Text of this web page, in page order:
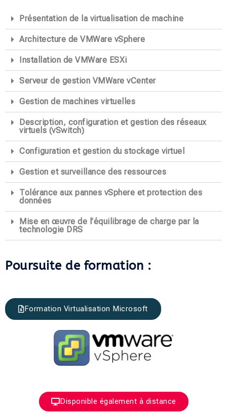
Présentation de la virtualisation de machine
Architecture de VMWare vSphere
Installation de VMWare ESXi
Serveur de gestion VMWare vCenter
Gestion de machines virtuelles
Description, configuration et gestion des réseaux
virtuels (vSwitch)
Configuration et gestion du stockage virtuel
Gestion et surveillance des ressources
Tolérance aux pannes vSphere et protection des
données
Mise en œuvre de l’équilibrage de charge par la
technologie DRS
Poursuite de formation :
Formation Virtualisation Microsoft
Disponible également à distance